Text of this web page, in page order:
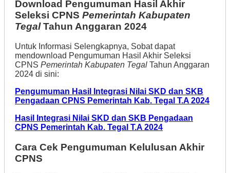
Download Pengumuman Hasil Akhir
Seleksi CPNS Pemerintah Kabupaten
TegalTahun Anggaran 2024
Untuk Informasi Selengkapnya, Sobat dapat
mendownload Pengumuman Hasil Akhir Seleksi
CPNS Pemerintah Kabupaten Tegal Tahun Anggaran
2024 di sini:
Pengumuman Hasil Integrasi Nilai SKD dan SKB
Pengadaan CPNS Pemerintah Kab. Tegal T.A 2024
Hasil Integrasi Nilai SKD dan SKB Pengadaan
CPNS Pemerintah Kab. Tegal T.A 2024
Cara Cek Pengumuman Kelulusan Akhir
CPNS